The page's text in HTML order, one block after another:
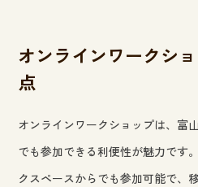
オンラインワークシ
点
オンラインワークショップは、富
でも参加できる利便性が魅力です
クスペースからでも参加可能で、